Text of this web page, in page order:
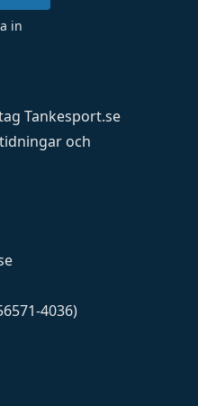
Tankesport.se
och
4036)
in